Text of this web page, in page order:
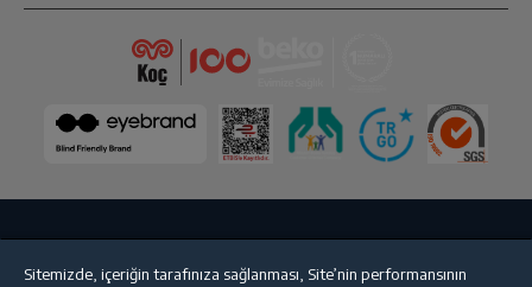
Sitemizde, içeriğin tarafınıza sağlanması, Site’nin performansının